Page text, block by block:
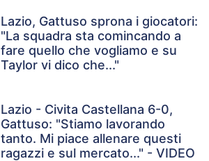
Lazio, Gattuso sprona i giocatori:
"La squadra sta comincando a
fare quello che vogliamo e su
Taylor vi dico che..."
Lazio - Civita Castellana 6-0,
Gattuso: "Stiamo lavorando
tanto. Mi piace allenare questi
ragazzi e sul mercato..." - VIDEO